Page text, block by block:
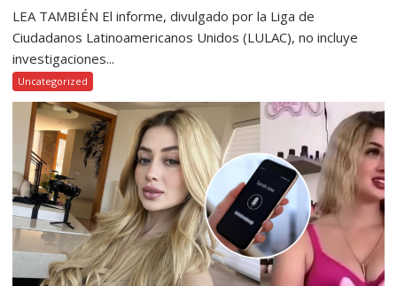
LEA TAMBIÉN El informe, divulgado por la Liga de
Ciudadanos Latinoamericanos Unidos (LULAC), no incluye
investigaciones...
Uncategorized